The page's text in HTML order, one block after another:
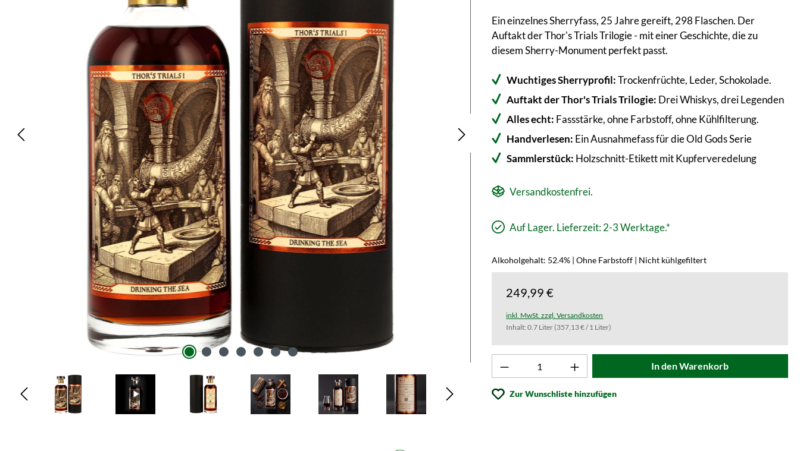
Ein einzelnes Sherryfass, 25 Jahre gereift, 298 Flaschen. Der
Auftakt der Thor's Trials Trilogie - mit einer Geschichte, die zu
diesem Sherry-Monument perfekt passt.
Wuchtiges Sherryprofil:Trockenfrüchte, Leder, Schokolade.
Auftakt der Thor's Trials Trilogie: Drei Whiskys, drei Legenden
Alles echt: Fassstärke, ohne Farbstoff, ohne Kühlfilterung.
Handverlesen: Ein Ausnahmefass für die Old Gods Serie
Sammlerstück: Holzschnitt-Etikett mit Kupferveredelung
Versandkostenfrei.
Auf Lager. Lieferzeit: 2-3 Werktage.*
Alkoholgehalt: 52.4% | Ohne Farbstoff | Nicht kühlgefiltert
249,99 €
inkl. MwSt. zzgl. Versandkosten
Inhalt:0.7 Liter(357,13 € / 1 Liter)
Produkt Anzahl: Gib den gewünschten Wert ein
In den Warenkorb
Zur Wunschliste hinzufügen